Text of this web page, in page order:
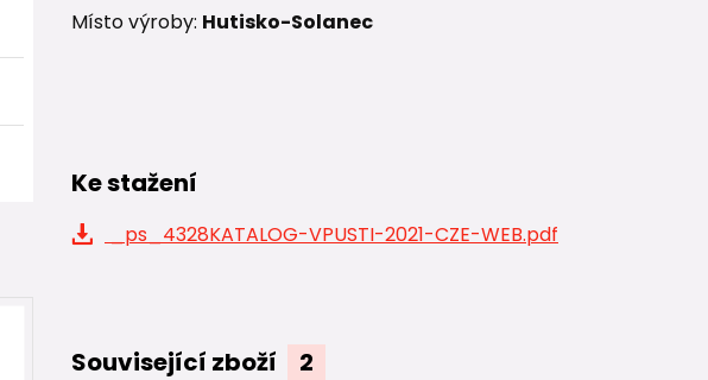
Místo výroby: Hutisko-Solanec
Ke stažení
_ps_4328KATALOG-VPUSTI-2021-CZE-WEB.pdf
Související zboží 2